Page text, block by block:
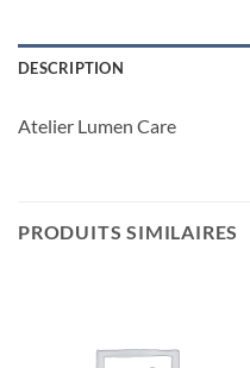
DESCRIPTION
Atelier Lumen Care
PRODUITS SIMILAIRES